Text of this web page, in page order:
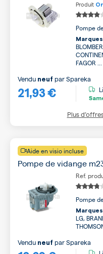
Produit
Pompe
FAGOR ...
21,93 €
Vendu neuf parSpareka
Plus
Aide en visio incluse
Pompe de vidange
Ref.
Pompe
LG,
Vendu neuf parSpareka